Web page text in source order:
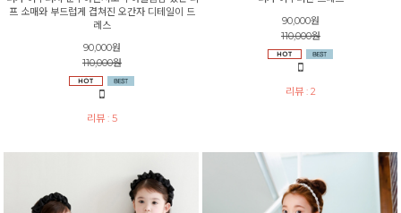
프 소매와 부드럽게 겹쳐진 오간자 디테일이 드
레스
90,000원
110,000원
리뷰 : 5
90,000원
110,000원
리뷰 : 2